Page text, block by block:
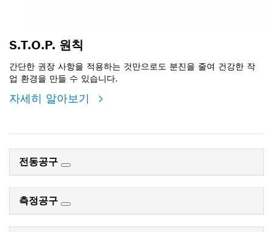
S.T.O.P. 원칙
간단한 권장 사항을 적용하는 것만으로도 분진을 줄여 건강한 작
업 환경을 만들 수 있습니다.
자세히 알아보기
전동공구
측정공구